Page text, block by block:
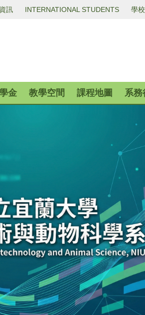
訊 INTERNATIONAL STUDENTS 學
金 教學空間 課程地圖 系務